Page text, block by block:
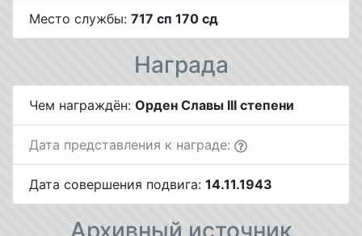
Место службы: 717 сп 170 сд
Награда
Чем награждён: Орден Славы III степени
Дата представления к награде:
Дата совершения подвига: 14.11.1943
Архивный источник